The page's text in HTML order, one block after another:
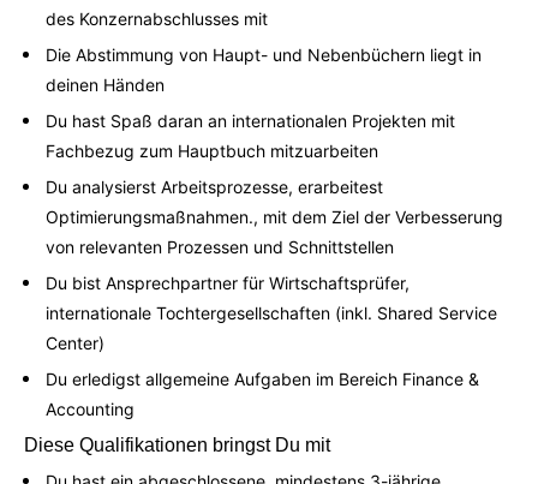
des Konzernabschlusses mit
Die Abstimmung von Haupt- und Nebenbüchern liegt in
deinen Händen
Du hast Spaß daran an internationalen Projekten mit
Fachbezug zum Hauptbuch mitzuarbeiten
Du analysierst Arbeitsprozesse, erarbeitest
Optimierungsmaßnahmen., mit dem Ziel der Verbesserung
von relevanten Prozessen und Schnittstellen
Du bist Ansprechpartner für Wirtschaftsprüfer,
internationale Tochtergesellschaften (inkl. Shared Service
Center)
Du erledigst allgemeine Aufgaben im Bereich Finance &
Accounting
Diese Qualifikationen bringst Du mit